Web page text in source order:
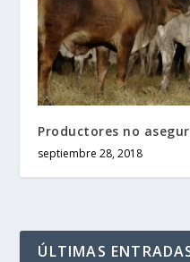
Productores no
septiembre 28, 2018
ÚLTIMAS